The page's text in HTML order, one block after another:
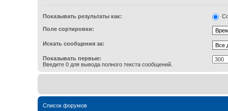
Показывать результаты как:
Поле сортировки:
Искать сообщения за:
Показывать первые:
Введите 0 для вывода полного текста сообщений.
Список форумов